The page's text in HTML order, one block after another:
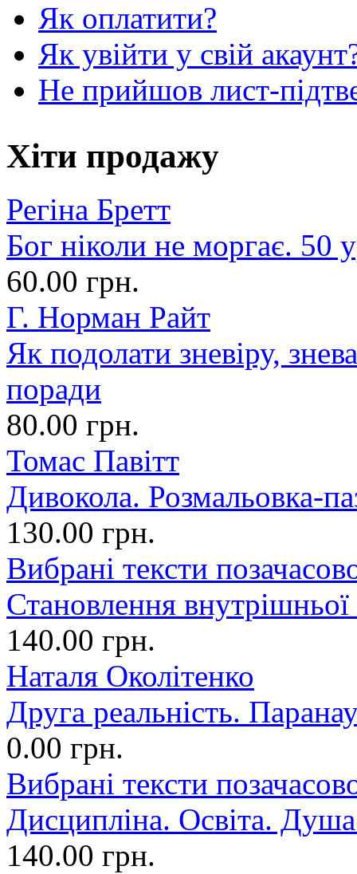
Як оплатити?
Як увійти у свій
Не прийшов лист-
Хіти продажу
Регіна Бретт
Бог ніколи не моргає. 50
60.00 грн.
Г. Норман Райт
Як подолати зневіру,
поради
80.00 грн.
Томас Павітт
Дивокола. Розмальовка-
130.00 грн.
Вибрані тексти
Становлення
140.00 грн.
Наталя Околітенко
Друга реальність.
0.00 грн.
Вибрані тексти
Дисципліна. Освіта.
140.00 грн.